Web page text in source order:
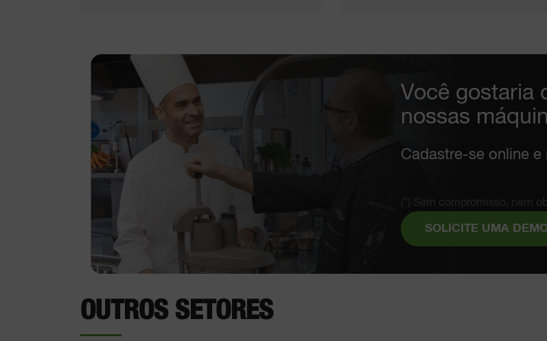
Você gostaria
nossas
Cadastre-se online e
(*) Sem compromisso, nem
SOLICITE UMA
OUTROS SETORES